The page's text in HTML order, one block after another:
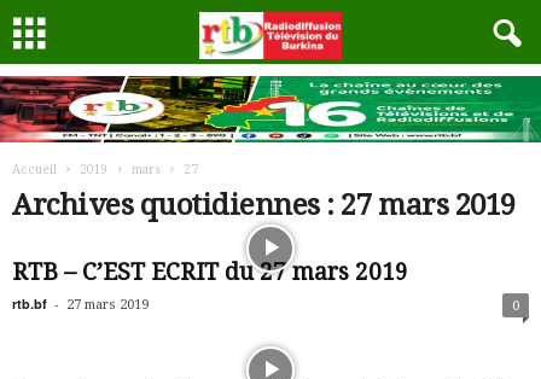
Accueil 2019 mars 27
Archives quotidiennes : 27 mars 2019
RTB – C’EST ECRIT du 27 mars 2019
rtb.bf - 27 mars 2019 0